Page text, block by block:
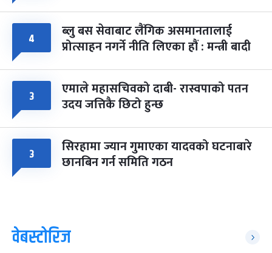
४ ब्लु बस सेवाबाट लैंगिक असमानतालाई
प्रोत्साहन नगर्ने नीति लिएका हौं : मन्त्री बादी
३ एमाले महासचिवको दाबी- रास्वपाको पतन
उदय जत्तिकै छिटो हुन्छ
३ सिरहामा ज्यान गुमाएका यादवको घटनाबारे
छानबिन गर्न समिति गठन
वेबस्टोरिज